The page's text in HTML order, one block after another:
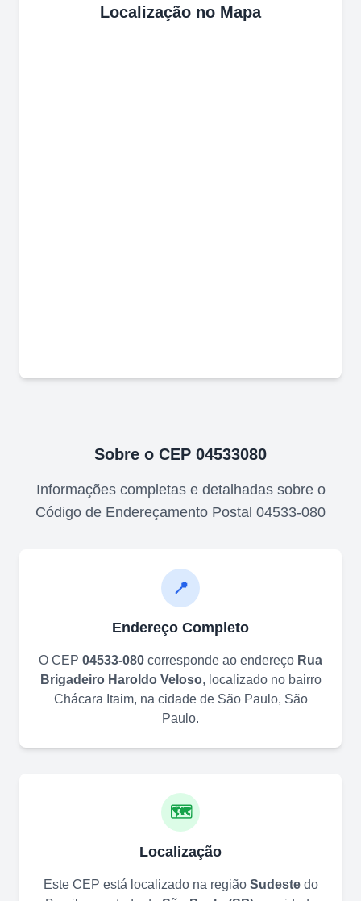
Localização no Mapa
Sobre o CEP 04533080
Informações completas e detalhadas sobre o
Código de Endereçamento Postal 04533-080
📍
Endereço Completo
O CEP 04533-080 corresponde ao endereço Rua
Brigadeiro Haroldo Veloso, localizado no bairro
Chácara Itaim, na cidade de São Paulo, São
Paulo.
🗺️
Localização
Este CEP está localizado na região Sudestedo